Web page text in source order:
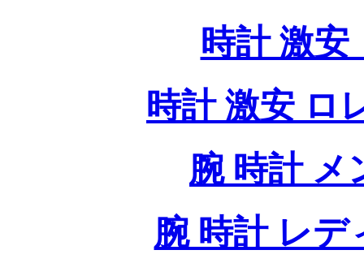
時計 激安
時計 激安 ロ
腕 時計 メ
腕 時計 レデ